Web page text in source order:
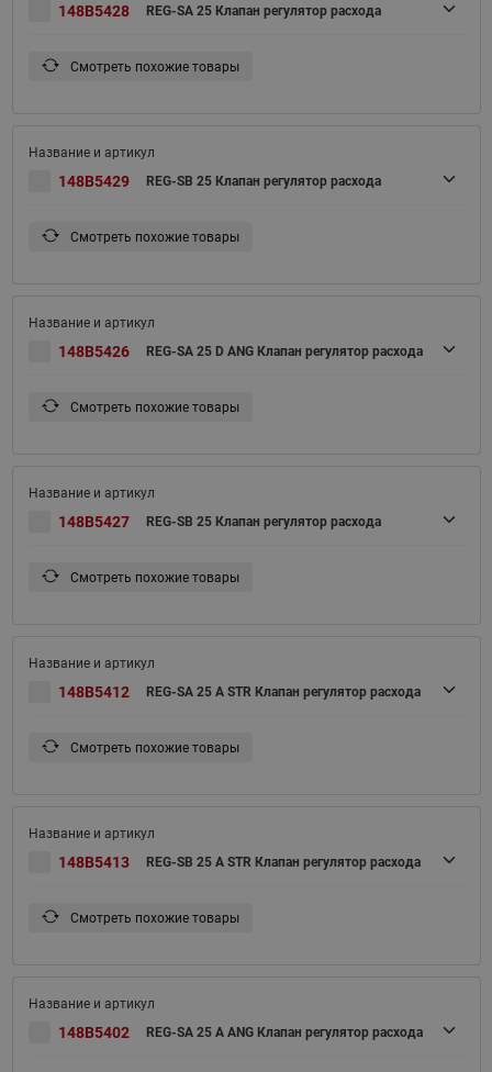
148B5428 REG-SA 25 Клапан регулятор расхода
Смотреть похожие товары
148B5429 REG-SB 25 Клапан регулятор расхода
Смотреть похожие товары
148B5426 REG-SA 25 D ANG Клапан регулятор расхода
Смотреть похожие товары
148B5427 REG-SB 25 Клапан регулятор расхода
Смотреть похожие товары
148B5412 REG-SA 25 A STR Клапан регулятор расхода
Смотреть похожие товары
148B5413 REG-SB 25 A STR Клапан регулятор расхода
Смотреть похожие товары
148B5402 REG-SA 25 A ANG Клапан регулятор расхода